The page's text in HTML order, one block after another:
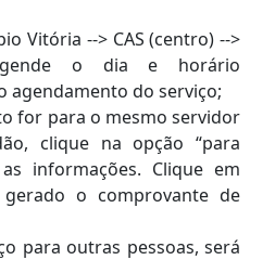
Vitória --> CAS (centro) -->
o dia e horário
agendamento do serviço;
for para o mesmo servidor
clique na opção “para
informações. Clique em
o comprovante de
para outras pessoas, será